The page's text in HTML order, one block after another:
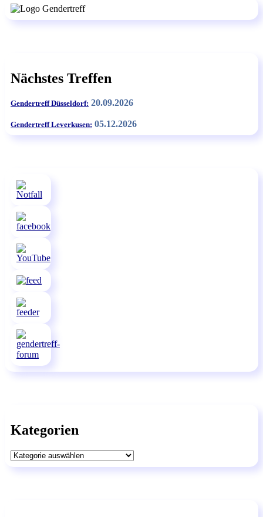
Nächstes Treffen
Gendertreff Düsseldorf: 20.09.2026
Gendertreff Leverkusen: 05.12.2026
Kategorien
Kategorien